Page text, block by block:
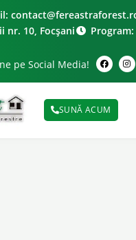
nr. 10, Focșani
Program:
pe Social Media!
F
a
c
e
o
o
k
I
n
s
t
SUNĂ ACUM